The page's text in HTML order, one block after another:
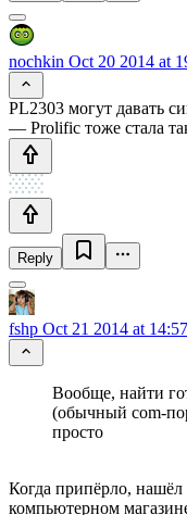
nochkin Oct 20 2014 at
PL2303 могут давать
— Prolific тоже стала
Reply
fshp Oct 21 2014 at 14:57
Вообще, найти
(обычный com-
просто
Когда припёрло,
компьютерном